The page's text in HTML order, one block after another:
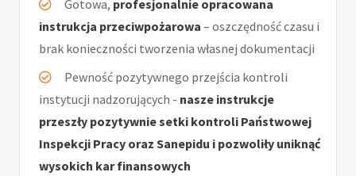
Gotowa, profesjonalnie opracowana
instrukcja przeciwpożarowa – oszczędność czasu i
brak konieczności tworzenia własnej dokumentacji
Pewność pozytywnego przejścia kontroli
instytucji nadzorujących - nasze instrukcje
przeszły pozytywnie setki kontroli Państwowej
Inspekcji Pracy oraz Sanepidu i pozwoliły uniknąć
wysokich kar finansowych